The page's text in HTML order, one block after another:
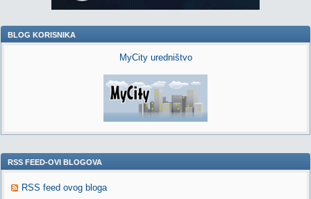
BLOG KORISNIKA
MyCity uredništvo
RSS FEED-OVI BLOGOVA
RSS feed ovog bloga